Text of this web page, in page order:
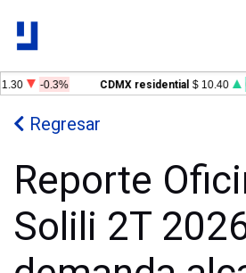
-0.3% CDMX residential $ 10.40
Regresar
Reporte
Solili 2T